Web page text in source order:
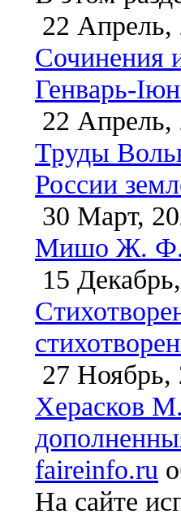
22 Апрель,
Сочинения
Генварь-
22 Апрель,
Труды
России
30 Март,
Мишо Ж. Ф.
15
27 Ноябрь,
Херасков
faireinfo.ru
На сайте